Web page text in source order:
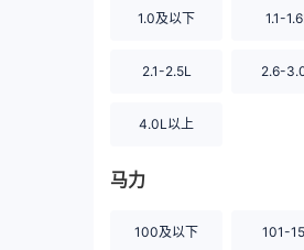
1.0及以下 1.1-
2.1-2.5L 2.6-
4.0L以上
马力
100及以下 101-